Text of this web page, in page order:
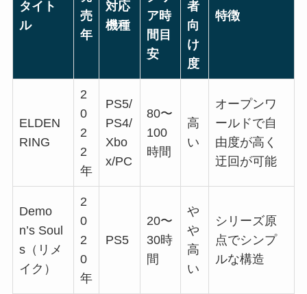
タイト
ル
売
年
対応
機種
ア時
間目
安
者
向
け
度
特徴
ELDEN
RING
2
0
2
2
年
PS5/
PS4/
Xbo
x/PC
80〜
100
時間
高
い
オープンワ
ールドで自
由度が高く
迂回が可能
Demo
n’s Soul
s（リメ
イク）
2
0
2
0
年
PS5
20〜
30時
間
や
や
高
い
シリーズ原
点でシンプ
ルな構造